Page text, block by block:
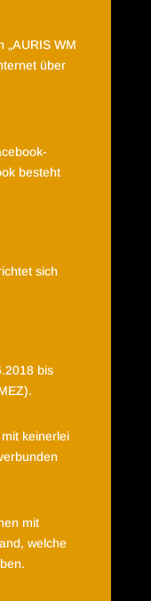
„AURIS WM
über
besteht
sich
bis
keinerlei
mit
welche